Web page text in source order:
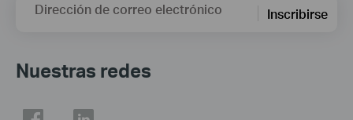
Dirección de correo electrónico Inscribirse
Nuestras redes